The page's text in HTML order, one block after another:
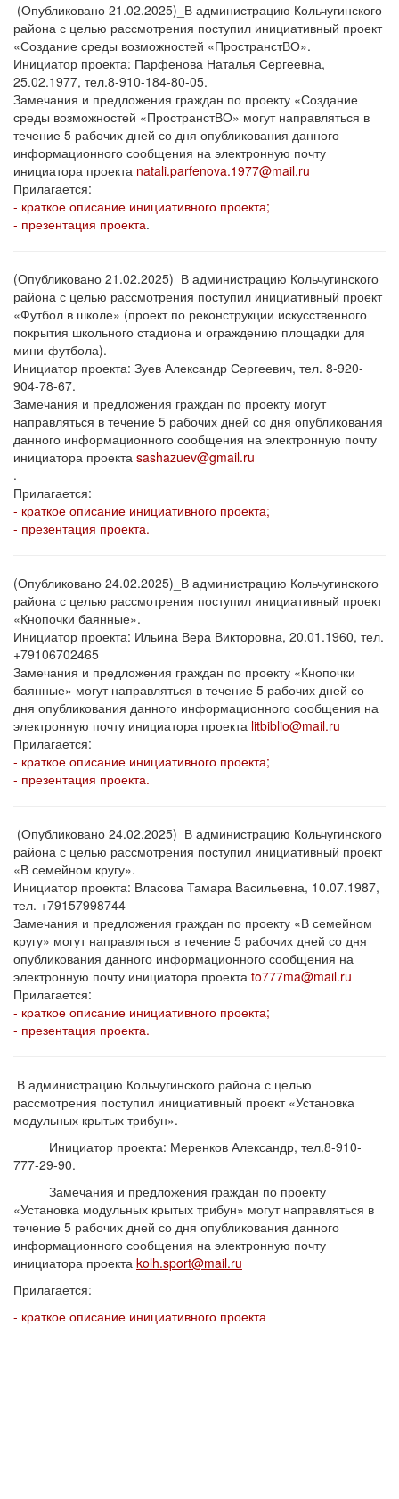
(Опубликовано 21.02.2025)_В администрацию Кольчугинского
района с целью рассмотрения поступил инициативный проект
«Создание среды возможностей «ПространстВО».
Инициатор проекта: Парфенова Наталья Сергеевна,
25.02.1977, тел.8-910-184-80-05.
Замечания и предложения граждан по проекту «Создание
среды возможностей «ПространстВО» могут направляться в
течение 5 рабочих дней со дня опубликования данного
информационного сообщения на электронную почту
инициатора проекта natali.parfenova.1977@mail.ru
Прилагается:
- краткое описание инициативного проекта;
- презентация проекта.
(Опубликовано 21.02.2025)_В администрацию Кольчугинского
района с целью рассмотрения поступил инициативный проект
«Футбол в школе» (проект по реконструкции искусственного
покрытия школьного стадиона и ограждению площадки для
мини-футбола).
Инициатор проекта: Зуев Александр Сергеевич, тел. 8-920-
904-78-67.
Замечания и предложения граждан по проекту могут
направляться в течение 5 рабочих дней со дня опубликования
данного информационного сообщения на электронную почту
инициатора проекта sashazuev@gmail.ru
.
Прилагается:
- краткое описание инициативного проекта;
- презентация проекта.
(Опубликовано 24.02.2025)_В администрацию Кольчугинского
района с целью рассмотрения поступил инициативный проект
«Кнопочки баянные».
Инициатор проекта: Ильина Вера Викторовна, 20.01.1960, тел.
+79106702465
Замечания и предложения граждан по проекту «Кнопочки
баянные» могут направляться в течение 5 рабочих дней со
дня опубликования данного информационного сообщения на
электронную почту инициатора проекта litbiblio@mail.ru
Прилагается:
- краткое описание инициативного проекта;
- презентация проекта.
(Опубликовано 24.02.2025)_В администрацию Кольчугинского
района с целью рассмотрения поступил инициативный проект
«В семейном кругу».
Инициатор проекта: Власова Тамара Васильевна, 10.07.1987,
тел. +79157998744
Замечания и предложения граждан по проекту «В семейном
кругу» могут направляться в течение 5 рабочих дней со дня
опубликования данного информационного сообщения на
электронную почту инициатора проекта to777ma@mail.ru
Прилагается:
- краткое описание инициативного проекта;
- презентация проекта.
В администрацию Кольчугинского района с целью
рассмотрения поступил инициативный проект «Установка
модульных крытых трибун».
Инициатор проекта: Меренков Александр, тел.8-910-
777-29-90.
Замечания и предложения граждан по проекту
«Установка модульных крытых трибун» могут направляться в
течение 5 рабочих дней со дня опубликования данного
информационного сообщения на электронную почту
инициатора проекта kolh.sport@mail.ru
Прилагается:
- краткое описание инициативного проекта